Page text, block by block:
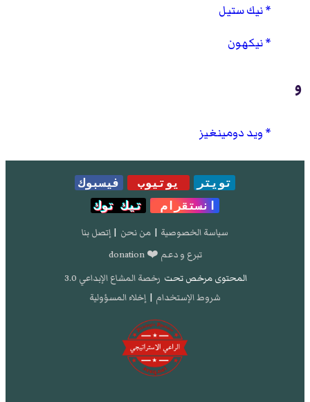
نيك ستيل
نيكهون
و
ويد دومينغيز
تويتر يوتيوب
فيسبوك
انستقرام
تيك توك
سياسة الخصوصية | من نحن | إتصل بنا
تبرع و دعم ❤️ donation
المحتوى مرخص تحت رخصة المشاع الإبداعي 3.0
شروط الإستخدام | إخلاء المسؤولية